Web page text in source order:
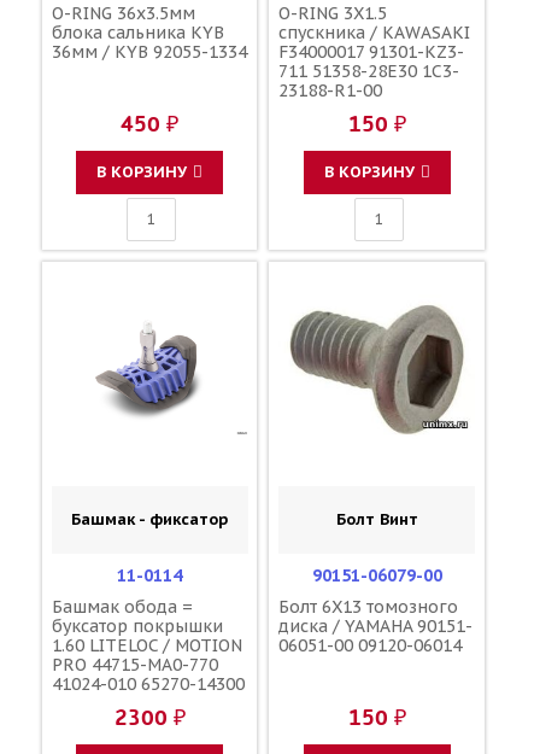
O-RING 36x3.5мм
блока сальника KYB
36мм / KYB 92055-1334
450 ₽
В КОРЗИНУ
O-RING 3X1.5
спускника / KAWASAKI
F34000017 91301-KZ3-
711 51358-28E30 1C3-
23188-R1-00
150 ₽
В КОРЗИНУ
Башмак - фиксатор
11-0114
Башмак обода =
буксатор покрышки
1.60 LITELOC / MOTION
PRO 44715-MA0-770
41024-010 65270-14300
2300 ₽
Болт Винт
90151-06079-00
Болт 6X13 томозного
диска / YAMAHA 90151-
06051-00 09120-06014
150 ₽